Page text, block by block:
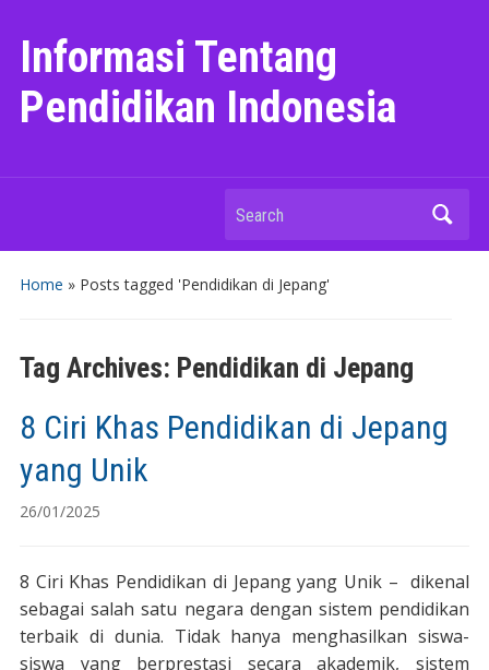
Informasi Tentang
Pendidikan Indonesia
Search
Home » Posts tagged 'Pendidikan di Jepang'
Tag Archives: Pendidikan di Jepang
8 Ciri Khas Pendidikan di Jepang
yang Unik
26/01/2025
8 Ciri Khas Pendidikan di Jepang yang Unik – dikenal
sebagai salah satu negara dengan sistem pendidikan
terbaik di dunia. Tidak hanya menghasilkan siswa-
siswa yang berprestasi secara akademik, sistem